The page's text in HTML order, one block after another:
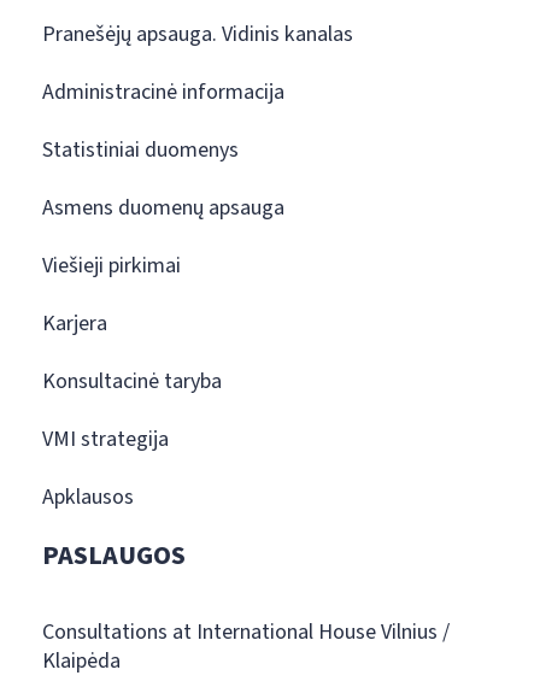
Pranešėjų apsauga. Vidinis kanalas
Administracinė informacija
Statistiniai duomenys
Asmens duomenų apsauga
Viešieji pirkimai
Karjera
Konsultacinė taryba
VMI strategija
Apklausos
PASLAUGOS
Consultations at International House Vilnius /
Klaipėda